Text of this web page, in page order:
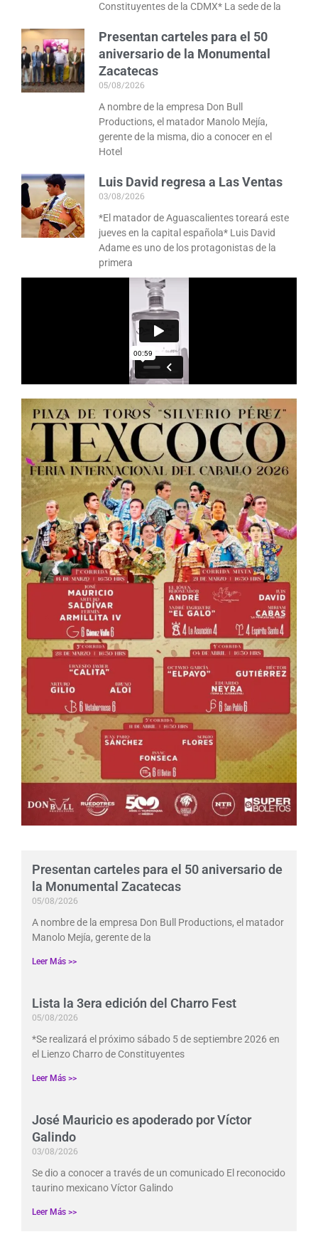
Presentan carteles para el 50 aniversario de
la Monumental Zacatecas
05/08/2026
A nombre de la empresa Don Bull Productions, el matador
Manolo Mejía, gerente de la
Leer Más >>
Lista la 3era edición del Charro Fest
05/08/2026
*Se realizará el próximo sábado 5 de septiembre 2026 en
el Lienzo Charro de Constituyentes
Leer Más >>
José Mauricio es apoderado por Víctor
Galindo
03/08/2026
Se dio a conocer a través de un comunicado El reconocido
taurino mexicano Víctor Galindo
Leer Más >>
Constituyentes de la CDMX* La sede de la
Presentan carteles para el 50
aniversario de la Monumental
Zacatecas
05/08/2026
A nombre de la empresa Don Bull
Productions, el matador Manolo Mejía,
gerente de la misma, dio a conocer en el
Hotel
Luis David regresa a Las Ventas
03/08/2026
*El matador de Aguascalientes toreará este
jueves en la capital española* Luis David
Adame es uno de los protagonistas de la
primera